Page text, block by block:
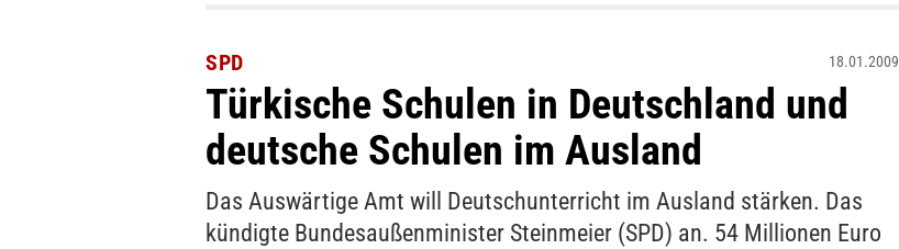
SPD
Türkische Schulen in Deutschland und
deutsche Schulen im Ausland
18.01.2009
Das Auswärtige Amt will Deutschunterricht im Ausland stärken. Das
kündigte Bundesaußenminister Steinmeier (SPD) an. 54 Millionen Euro